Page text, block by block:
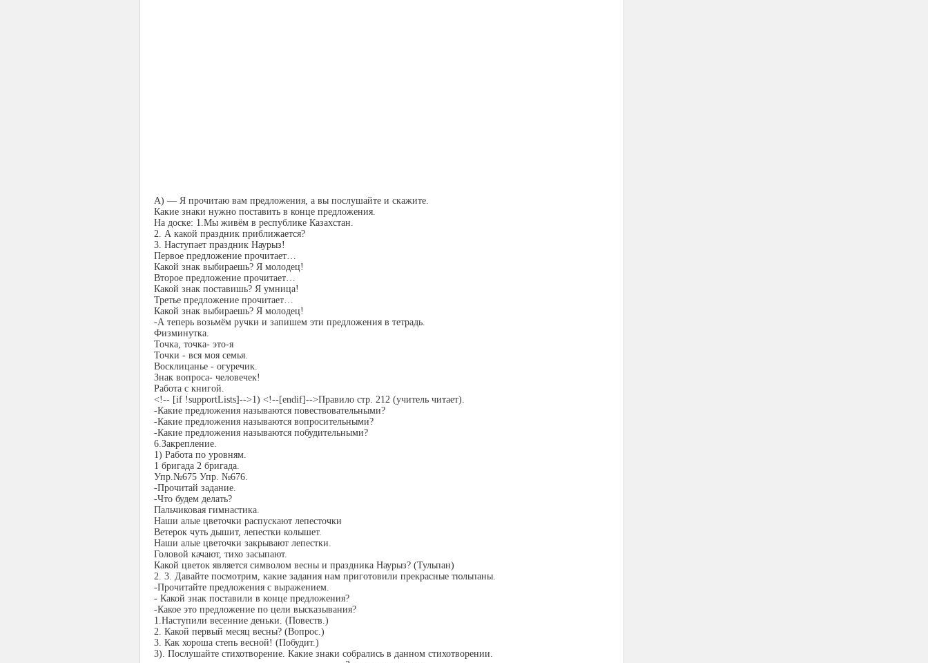
А) — Я прочитаю вам предложения, а вы послушайте и скажите.
Какие знаки нужно поставить в конце предложения.
На доске: 1.Мы живём в республике Казахстан.
2. А какой праздник приближается?
3. Наступает праздник Наурыз!
Первое предложение прочитает…
Какой знак выбираешь? Я молодец!
Второе предложение прочитает…
Какой знак поставишь? Я умница!
Третье предложение прочитает…
Какой знак выбираешь? Я молодец!
-А теперь возьмём ручки и запишем эти предложения в тетрадь.
Физминутка.
Точка, точка- это-я
Точки - вся моя семья.
Восклицанье - огуречик.
Знак вопроса- человечек!
Работа с книгой.
<!-- [if !supportLists]-->1) <!--[endif]-->Правило стр. 212 (учитель читает).
-Какие предложения называются повествовательными?
-Какие предложения называются вопросительными?
-Какие предложения называются побудительными?
6.Закрепление.
1) Работа по уровням.
1 бригада 2 бригада.
Упр.№675 Упр. №676.
-Прочитай задание.
-Что будем делать?
Пальчиковая гимнастика.
Наши алые цветочки распускают лепесточки
Ветерок чуть дышит, лепестки колышет.
Наши алые цветочки закрывают лепестки.
Головой качают, тихо засыпают.
Какой цветок является символом весны и праздника Наурыз? (Тульпан)
2. 3. Давайте посмотрим, какие задания нам приготовили прекрасные тюльпаны.
-Прочитайте предложения с выражением.
- Какой знак поставили в конце предложения?
-Какое это предложение по цели высказывания?
1.Наступили весенние деньки. (Повеств.)
2. Какой первый месяц весны? (Вопрос.)
3. Как хороша степь весной! (Побудит.)
3). Послушайте стихотворение. Какие знаки собрались в данном стихотворении.